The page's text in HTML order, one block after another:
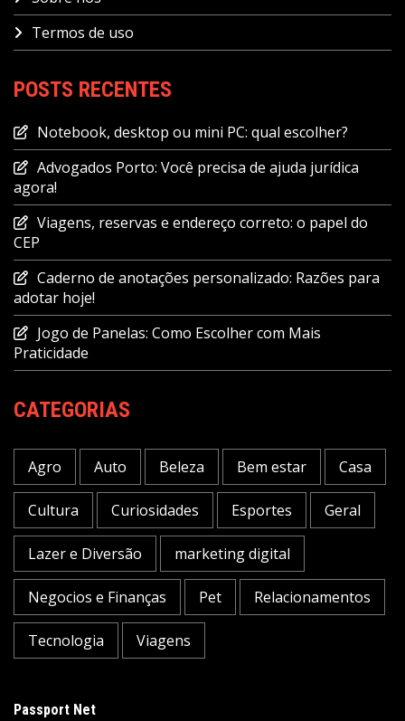
Termos de uso
POSTS RECENTES
Notebook, desktop ou mini PC: qual escolher?
Advogados Porto: Você precisa de ajuda jurídica
agora!
Viagens, reservas e endereço correto: o papel do
CEP
Caderno de anotações personalizado: Razões para
adotar hoje!
Jogo de Panelas: Como Escolher com Mais
Praticidade
CATEGORIAS
Agro Auto Beleza Bem estar Casa
Cultura Curiosidades Esportes Geral
Lazer e Diversão marketing digital
Negocios e Finanças Pet Relacionamentos
Tecnologia Viagens
Passport Net